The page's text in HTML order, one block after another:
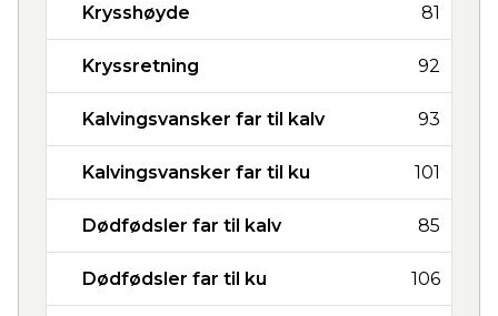
Krysshøyde 81
Kryssretning 92
Kalvingsvansker far til kalv 93
Kalvingsvansker far til ku 101
Dødfødsler far til kalv 85
Dødfødsler far til ku 106